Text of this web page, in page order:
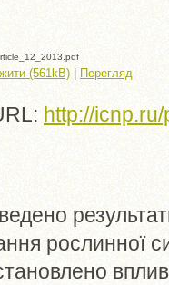
(561kB) | Перегляд
http://
рослинної